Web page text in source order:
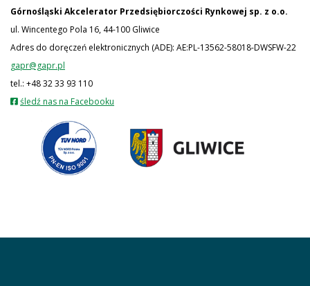
Górnośląski Akcelerator Przedsiębiorczości Rynkowej sp. z o.o.
ul. Wincentego Pola 16, 44-100 Gliwice
Adres do doręczeń elektronicznych (ADE): AE:PL-13562-58018-DWSFW-22
gapr@gapr.pl
tel.: +48 32 33 93 110
śledź nas na Facebooku
nowej
karcie